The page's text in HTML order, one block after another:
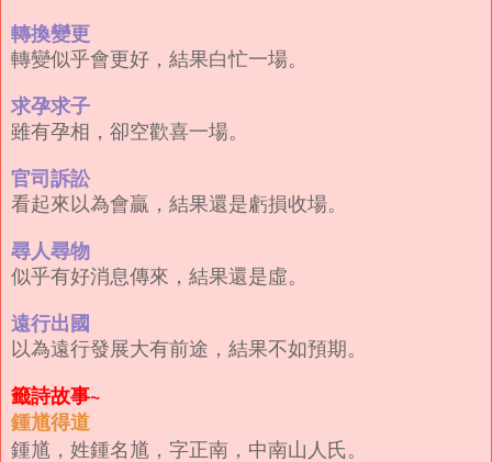
轉換變更
轉變似乎會更好，結果白忙一場。
求孕求子
雖有孕相，卻空歡喜一場。
官司訴訟
看起來以為會贏，結果還是虧損收場。
尋人尋物
似乎有好消息傳來，結果還是虛。
遠行出國
以為遠行發展大有前途，結果不如預期。
籤詩故事~
鍾馗得道
鍾馗，姓鍾名馗，字正南，中南山人氏。